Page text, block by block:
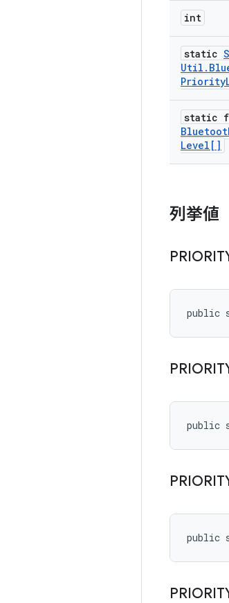
int
static
Util .
Priority
static
Level[]
列挙値
public
public
public